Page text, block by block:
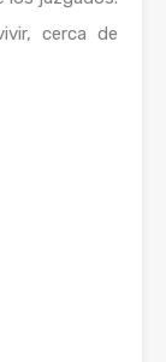
cerca de